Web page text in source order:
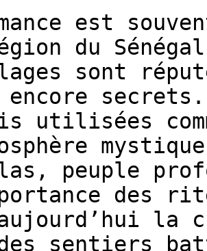
est
du
sont
utilisées
peuple
des
la
sentiers